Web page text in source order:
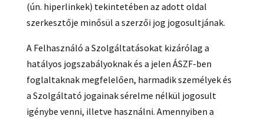
(ún. hiperlinkek) tekintetében az adott oldal
szerkesztője minősül a szerzői jog jogosultjának.
A Felhasználó a Szolgáltatásokat kizárólag a
hatályos jogszabályoknak és a jelen ÁSZF-ben
foglaltaknak megfelelően, harmadik személyek és
a Szolgáltató jogainak sérelme nélkül jogosult
igénybe venni, illetve használni. Amennyiben a